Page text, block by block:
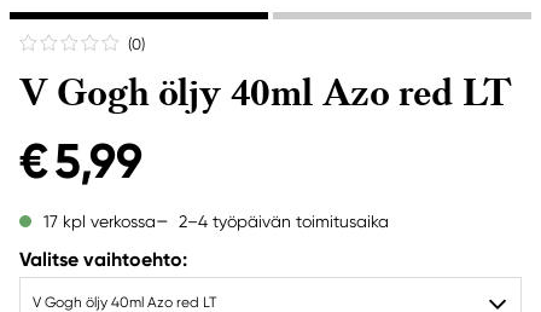
(0)
V Gogh öljy 40ml Azo red LT
€ 5,99
17 kpl verkossa 2–4 työpäivän toimitusaika
Valitse vaihtoehto:
V Gogh öljy 40ml Azo red LT